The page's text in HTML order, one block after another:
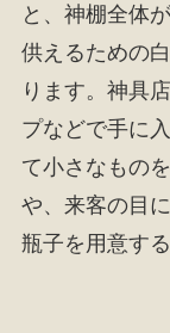
と、神棚全体
供えるための
ります。神具
プなどで手に
て小さなもの
や、来客の目
瓶子を用意す